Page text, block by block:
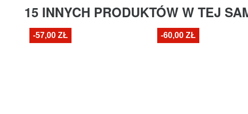
15 INNYCH PRODUKTÓW W TEJ
-57,00 ZŁ -60,00 ZŁ